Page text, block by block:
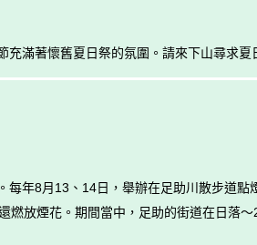
滿著懷舊夏日祭的氛圍。請來下山尋求夏
每年8月13、14日，舉辦在足助川散步道
燃放煙花。期間當中，足助的街道在日落